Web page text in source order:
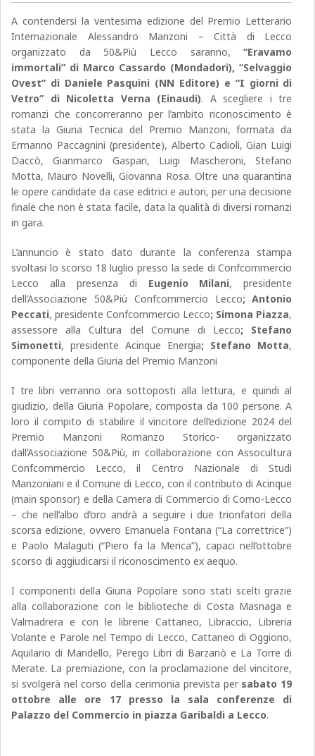
A contendersi la ventesima edizione del Premio Letterario
Internazionale Alessandro Manzoni – Città di Lecco
organizzato da 50&Più Lecco saranno,“Eravamo
immortali” di Marco Cassardo (Mondadori), “Selvaggio
Ovest” di Daniele Pasquini (NN Editore) e “I giorni di
Vetro” di Nicoletta Verna (Einaudi). A scegliere i tre
romanzi che concorreranno per l’ambito riconoscimento è
stata la Giuria Tecnica del Premio Manzoni, formata da
Ermanno Paccagnini (presidente), Alberto Cadioli, Gian Luigi
Daccò, Gianmarco Gaspari, Luigi Mascheroni, Stefano
Motta, Mauro Novelli, Giovanna Rosa. Oltre una quarantina
le opere candidate da case editrici e autori, per una decisione
finale che non è stata facile, data la qualità di diversi romanzi
in gara.
L’annuncio è stato dato durante la conferenza stampa
svoltasi lo scorso 18 luglio presso la sede di Confcommercio
Lecco alla presenza di Eugenio Milani, presidente
dell’Associazione 50&Più Confcommercio Lecco; Antonio
Peccati, presidente Confcommercio Lecco; Simona Piazza,
assessore alla Cultura del Comune di Lecco; Stefano
Simonetti, presidente Acinque Energia; Stefano Motta,
componente della Giuria del Premio Manzoni
I tre libri verranno ora sottoposti alla lettura, e quindi al
giudizio, della Giuria Popolare, composta da 100 persone. A
loro il compito di stabilire il vincitore dell’edizione 2024 del
Premio Manzoni Romanzo Storico- organizzato
dall’Associazione 50&Più, in collaborazione con Assocultura
Confcommercio Lecco, il Centro Nazionale di Studi
Manzoniani e il Comune di Lecco, con il contributo di Acinque
(main sponsor) e della Camera di Commercio di Como-Lecco
– che nell’albo d’oro andrà a seguire i due trionfatori della
scorsa edizione, ovvero Emanuela Fontana (“La correttrice”)
e Paolo Malaguti (“Piero fa la Merica”), capaci nell’ottobre
scorso di aggiudicarsi il riconoscimento ex aequo.
I componenti della Giuria Popolare sono stati scelti grazie
alla collaborazione con le biblioteche di Costa Masnaga e
Valmadrera e con le librerie Cattaneo, Libraccio, Libreria
Volante e Parole nel Tempo di Lecco, Cattaneo di Oggiono,
Aquilario di Mandello, Perego Libri di Barzanò e La Torre di
Merate. La premiazione, con la proclamazione del vincitore,
si svolgerà nel corso della cerimonia prevista per sabato 19
ottobre alle ore 17 presso la sala conferenze di
Palazzo del Commercio in piazza Garibaldi a Lecco.